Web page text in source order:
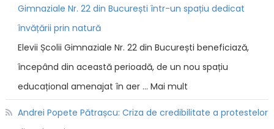
Gimnaziale Nr. 22 din București într-un spațiu dedicat
învățării prin natură
Elevii Școlii Gimnaziale Nr. 22 din București beneficiază,
începând din această perioadă, de un nou spațiu
educațional amenajat în aer … Mai mult
Andrei Popete Pătrașcu: Criza de credibilitate a protestelor